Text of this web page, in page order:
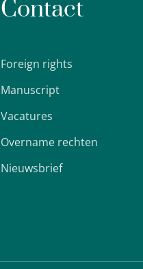
Contact
Foreign rights
Manuscript
Vacatures
Overname rechten
Nieuwsbrief